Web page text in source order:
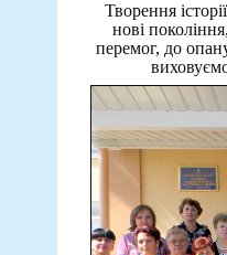
Творення
нові
перемог, до